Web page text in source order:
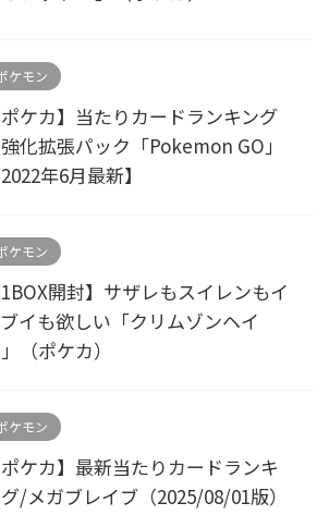
ケモン
ポケカ】当たりカードランキング
強化拡張パック「Pokemon GO」
2022年6月最新】
ケモン
1BOX開封】サザレもスイレンもイ
イも欲しい「クリムゾンヘイ
（ポケカ）
ケモン
ポケカ】最新当たりカードランキ
/メガブレイブ（2025/08/01版）